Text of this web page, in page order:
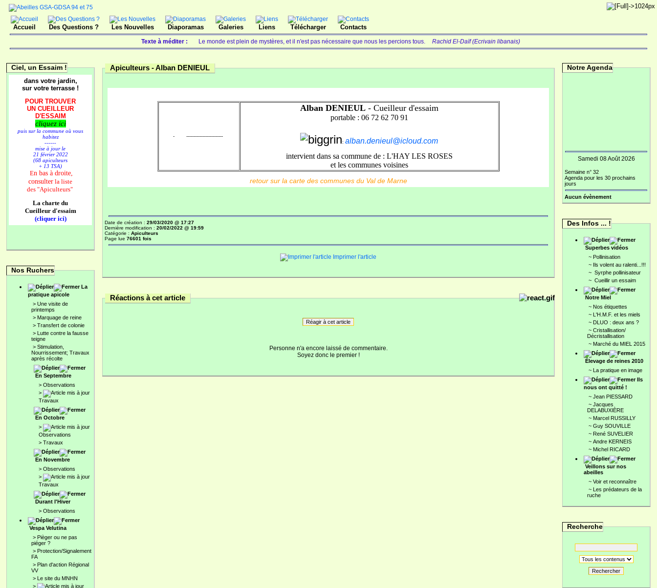
Accueil Des Questions ? Les Nouvelles Diaporamas Galeries Liens Télécharger Contacts
Texte à méditer : Le monde est plein de mystères, et il n'est pas nécessaire que nous les percions tous. Rachid El-Daïf (Ecrivain libanais)
Ciel, un Essaim !
dans votre jardin,
sur votre terrasse !
POUR TROUVER
UN CUEILLEUR
D'ESSAIM
cliquez ici
puis sur la commune où vous
habitez
------
mise à jour le
21 février 2022
(68 apiculteurs
+ 13 TSA)
En bas à droite,
consulter la liste
des "Apiculteurs"
La charte du
Cueilleur d'essaim
(cliquer ici)
Nos Ruchers
La
pratique apicole
> Une visite de
printemps
> Marquage de reine
> Transfert de colonie
> Lutte contre la fausse
teigne
> Stimulation,
Nourrissement; Travaux
après récolte
En Septembre
> Observations
>
Travaux
En Octobre
>
Observations
> Travaux
En Novembre
> Observations
>
Travaux
Durant l'Hiver
> Observations
Vespa Velutina
> Pièger ou ne pas
piéger ?
> Protection/Signalement
FA
> Plan d'action Régional
VV
> Le site du MNHN
>
Apiculteurs -Alban DENIEUL
- -------------------------
Alban DENIEUL - Cueilleur d'essaim
portable : 06 72 62 70 91
: alban.denieul@icloud.com
intervient dans sa commune de : L'HAY LES ROSES
et les communes voisines
retour sur la carte des communes du Val de Marne
Date de création : 29/03/2020 @ 17:27
Dernière modification : 20/02/2022 @ 19:59
Catégorie : Apiculteurs
Page lue 76601 fois
Imprimer l'article
Réactions à cet article
Réagir à cet article
Personne n'a encore laissé de commentaire.
Soyez donc le premier !
Notre Agenda
Samedi 08 Août 2026
Semaine n° 32
Agenda pour les 30 prochains
jours
Aucun évènement
Des Infos ... !
Superbes vidéos
~ Pollinisation
~ Ils volent au ralenti...!!!
~ Syrphe pollinisateur
~ Cueillir un essaim
Notre Miel
~ Nos étiquettes
~ L'H.M.F. et les miels
~ DLUO : deux ans ?
~ Cristallisation/
Décristallisation
~ Marché du MIEL 2015
Élevage de reines 2010
~ La pratique en image
Ils
nous ont quitté !
~ Jean PIESSARD
~ Jacques
DELABUXIÈRE
~ Marcel RUSSILLY
~ Guy SOUVILLE
~ René SUVELIER
~ Andre KERNEIS
~ Michel RICARD
Veillons sur nos
abeilles
~ Voir et reconnaître
~ Les prédateurs de la
ruche
Recherche
Rechercher